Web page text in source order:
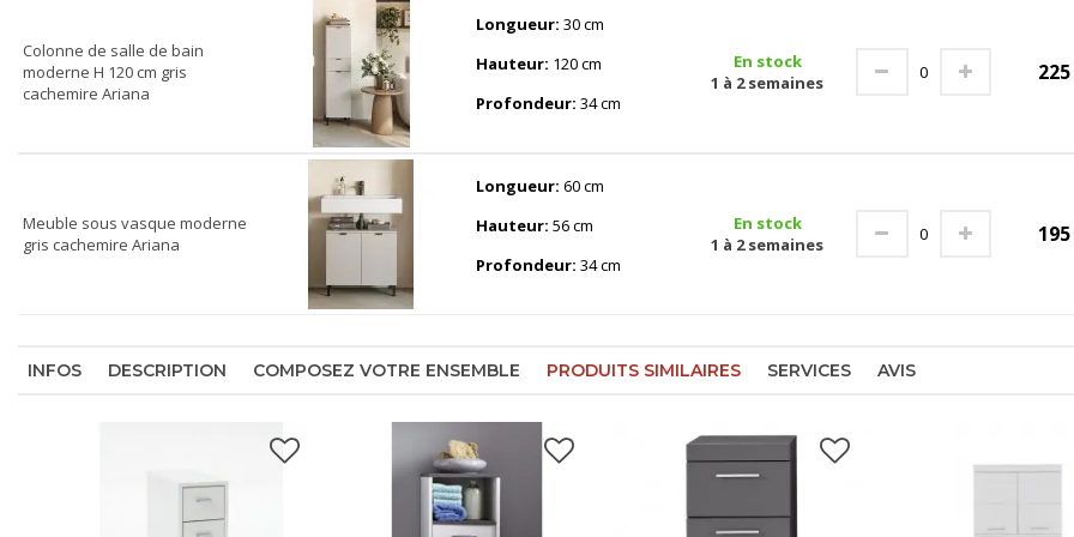
Colonne de salle de bain
moderne H 120 cm gris
cachemire Ariana
Longueur: 30 cm
Hauteur: 120 cm
Profondeur: 34 cm
En stock
1 à 2 semaines
225
Meuble sous vasque moderne
gris cachemire Ariana
Longueur: 60 cm
Hauteur: 56 cm
Profondeur: 34 cm
En stock
1 à 2 semaines
195
INFOS DESCRIPTION COMPOSEZ VOTRE ENSEMBLE PRODUITS SIMILAIRES SERVICES AVIS